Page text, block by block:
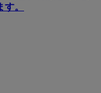
。